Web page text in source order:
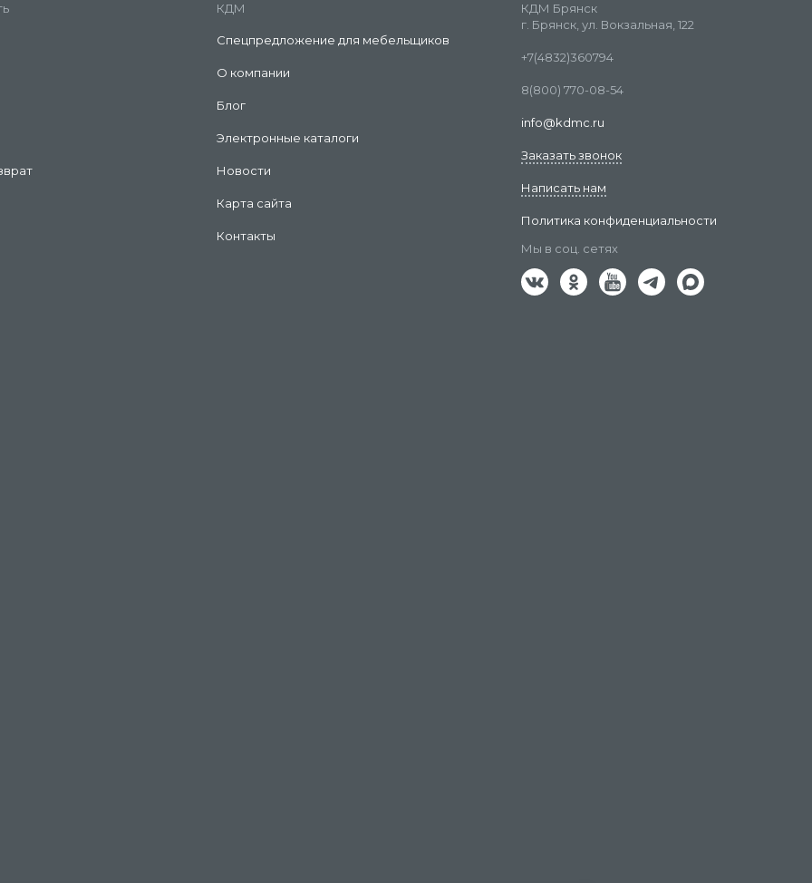
КДМ
Спецпредложение для мебельщиков
О компании
Блог
Электронные каталоги
Новости
Карта сайта
Контакты
КДМ Брянск
г. Брянск, ул. Вокзальная, 122
+7(4832)360794
8(800) 770-08-54
info@kdmc.ru
Заказать звонок
Написать нам
Политика конфиденциальности
Мы в соц. сетях